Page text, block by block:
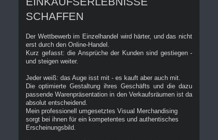
SCHAFFEN
Der Wettbewerb im Einzelhandel wird härter, und das nicht
erst durch den Online-Handel.
Kurz gefasst: die Ansprüche der Kunden sind gestiegen -
und steigen weiter.
Jeder weiß: das Auge isst mit - es kauft aber auch mit.
Die optimierte Gestaltung ihres Geschäfts und die dazu
passende Warenpräsentation in den Verkaufsräumen ist da
absolut entscheidend.
Mein professionell umgesetztes Visual Merchandising
sorgt bei ihnen für ein kompetentes und authentisches
Erscheinungsbild.